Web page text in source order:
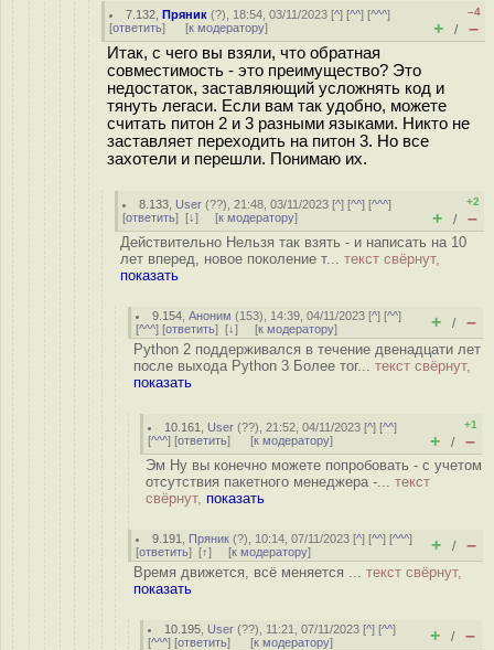
7.132 ,Пряник (?), 18:54, 03/11/2023 [^] [^^] [^^^]
[ответить] [к модератору]
–4
+ / –
Итак, с чего вы взяли, что обратная
совместимость - это преимущество? Это
недостаток, заставляющий усложнять код и
тянуть легаси. Если вам так удобно, можете
считать питон 2 и 3 разными языками. Никто не
заставляет переходить на питон 3. Но все
захотели и перешли. Понимаю их.
8.133 User (??), 21:48, 03/11/2023 [^] [^^] [^^^]
[ответить] [↓] [к модератору]
+2
+ / –
Действительно Нельзя так взять - и написать на 10
лет вперед, новое поколение т... текст свёрнут,
показать
9.154 ,Аноним (153), 14:39, 04/11/2023 [^] [^^]
[^^^] [ответить] [↓] [к модератору] + / –
Python 2 поддерживался в течение двенадцати лет
после выхода Python 3 Более тог... текст свёрнут,
показать
10.161 User (??), 21:52, 04/11/2023 [^] [^^]
[^^^] [ответить] [к модератору]
+1
+ / –
Эм Ну вы конечно можете попробовать - с учетом
отсутствия пакетного менеджера -... текст
свёрнут, показать
9.191 Пряник (?), 10:14, 07/11/2023 [^] [^^] [^^^]
[ответить] [↑] [к модератору] + / –
Время движется, всё меняется ... текст свёрнут,
показать
10.195 User (??), 11:21, 07/11/2023 [^] [^^]
[^^^] [ответить] [к модератору] + / –